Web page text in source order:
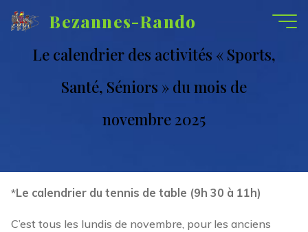
Aller
au
contenu
Bezannes-Rando
Le calendrier des activités « Sports,
Santé, Séniors » du mois de
novembre 2025
*Le calendrier du tennis de table (9h 30 à 11h)
C’est tous les lundis de novembre, pour les anciens